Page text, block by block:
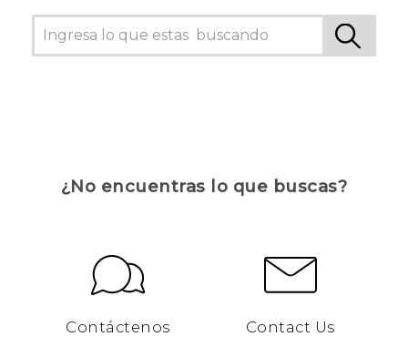
¿No encuentras lo que buscas?
Contáctenos Contact Us